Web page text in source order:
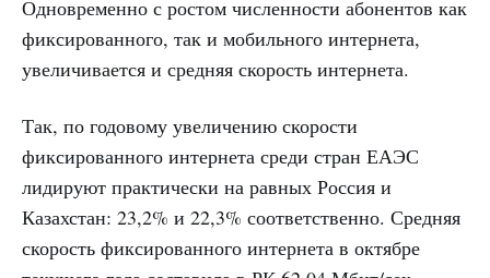
Одновременно с ростом численности абонентов как
фиксированного, так и мобильного интернета,
увеличивается и средняя скорость интернета.
Так, по годовому увеличению скорости
фиксированного интернета среди стран ЕАЭС
лидируют практически на равных Россия и
Казахстан: 23,2% и 22,3% соответственно. Средняя
скорость фиксированного интернета в октябре